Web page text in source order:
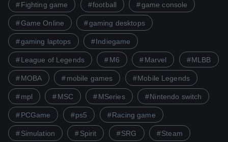
Fighting game football game console
Game Online gaming desktops
gaming laptops Indiegame
League of Legends M6 Marvel MLBB
MOBA mobile games Mobile Legends
mpl MSC MSeries Nintendo switch
PCGame ps5 Racing game
Simulation Spirit SRG Steam